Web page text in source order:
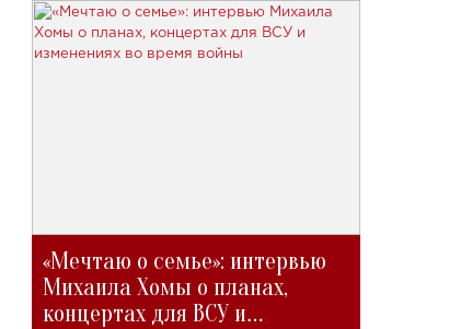
«Мечтаю о семье»: интервью
Михаила Хомы о планах,
концертах для ВСУ и